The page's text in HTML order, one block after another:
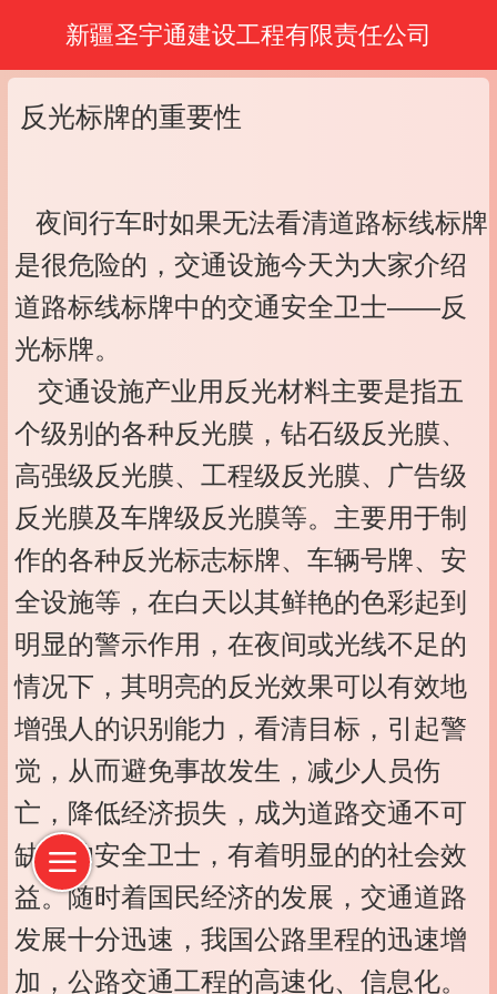
新疆圣宇通建设工程有限责任公司
反光标牌的重要性
夜间行车时如果无法看清道路标线标牌
是很危险的，交通设施今天为大家介绍
道路标线标牌中的交通安全卫士——反
光标牌。
交通设施产业用反光材料主要是指五
个级别的各种反光膜，钻石级反光膜、
高强级反光膜、工程级反光膜、广告级
反光膜及车牌级反光膜等。主要用于制
作的各种反光标志标牌、车辆号牌、安
全设施等，在白天以其鲜艳的色彩起到
明显的警示作用，在夜间或光线不足的
情况下，其明亮的反光效果可以有效地
增强人的识别能力，看清目标，引起警
觉，从而避免事故发生，减少人员伤
亡，降低经济损失，成为道路交通不可
缺少的安全卫士，有着明显的的社会效
益。随时着国民经济的发展，交通道路
发展十分迅速，我国公路里程的迅速增
加，公路交通工程的高速化、信息化。